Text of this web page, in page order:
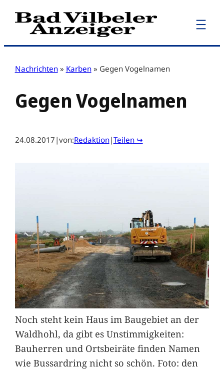
Zum
Inhalt
Nachrichten » Karben » Gegen Vogelnamen
Gegen Vogelnamen
24.08.2017 |von:Redaktion|Teilen ↪
Noch steht kein Haus im Baugebiet an der
Waldhohl, da gibt es Unstimmigkeiten:
Bauherren und Ortsbeiräte finden Namen
wie Bussardring nicht so schön. Foto: den